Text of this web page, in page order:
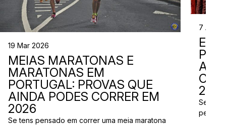
19 Mar 2026
MEIAS MARATONAS E
MARATONAS EM
PORTUGAL: PROVAS QUE
AINDA PODES CORRER EM
2026
Se tens pensado em correr uma meia maratona
7 Abr
Se
perto